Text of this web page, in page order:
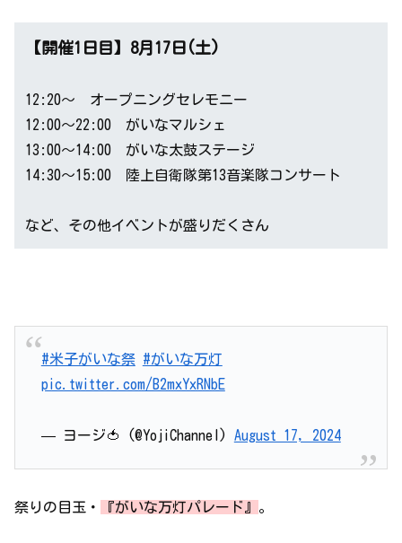
【開催1日目】8月17日(土)
12:20～ オープニングセレモニー
12:00～22:00 がいなマルシェ
13:00～14:00 がいな太鼓ステージ
14:30～15:00 陸上自衛隊第13音楽隊コンサート
など、その他イベントが盛りだくさん
#米子がいな祭 #がいな万灯
pic.twitter.com/B2mxYxRNbE
— ヨージ🍅 (@YojiChannel) August 17, 2024
祭りの目玉・ 『がいな万灯パレード』 。